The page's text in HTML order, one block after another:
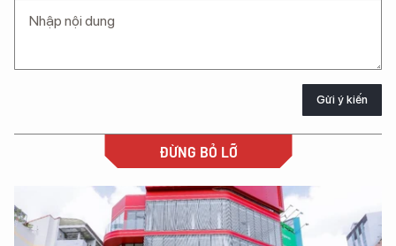
Gửi ý kiến
ĐỪNG BỎ LỠ